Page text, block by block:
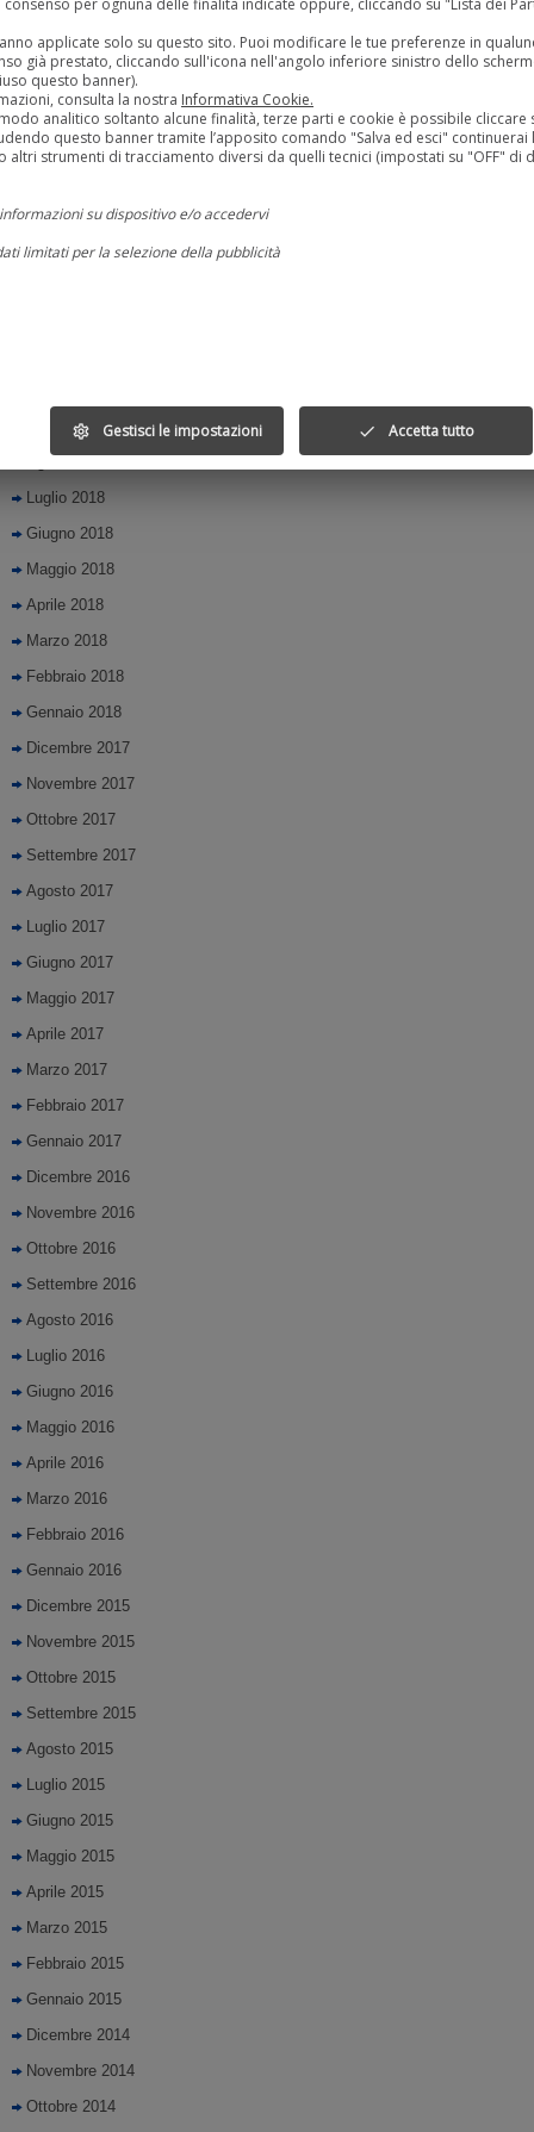
Dicembre 2019
Novembre 2019
Ottobre 2019
Settembre 2019
Luglio 2019
Giugno 2019
Settembre 2018
Luglio 2018
Giugno 2018
Maggio 2018
Aprile 2018
Marzo 2018
Febbraio 2018
Gennaio 2018
Dicembre 2017
Novembre 2017
Ottobre 2017
Settembre 2017
Agosto 2017
Luglio 2017
Giugno 2017
Maggio 2017
Aprile 2017
Marzo 2017
Febbraio 2017
Gennaio 2017
Dicembre 2016
Novembre 2016
Ottobre 2016
Settembre 2016
Agosto 2016
Luglio 2016
Giugno 2016
Maggio 2016
Aprile 2016
Marzo 2016
Febbraio 2016
Gennaio 2016
Dicembre 2015
Novembre 2015
Ottobre 2015
Settembre 2015
Agosto 2015
Luglio 2015
Giugno 2015
Maggio 2015
Aprile 2015
Marzo 2015
Febbraio 2015
Gennaio 2015
Dicembre 2014
Novembre 2014
Ottobre 2014
consenso per ognuna delle finalità indicate oppure, cliccando su "Lista dei
applicate solo su questo sito. Puoi modificare le tue preferenze in
già prestato, cliccando sull'icona nell'angolo inferiore sinistro dello
questo banner).
consulta la nostra Informativa Cookie.
analitico soltanto alcune finalità, terze parti e cookie è possibile cliccare
questo banner tramite l’apposito comando "Salva ed esci"
altri strumenti di tracciamento diversi da quelli tecnici (impostati su "OFF" di
su dispositivo e/o accedervi
limitati per la selezione della pubblicità
per la selezione di contenuti personalizzati
prestazioni degli annunci
settings Gestisci le impostazioni done Accetta tutto